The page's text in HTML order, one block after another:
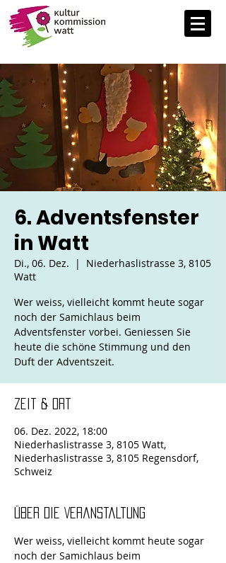
6. Adventsfenster
in Watt
Di., 06. Dez.
  |
Niederhaslistrasse 3, 8105
Watt
Wer weiss, vielleicht kommt heute sogar
noch der Samichlaus beim
Adventsfenster vorbei. Geniessen Sie
heute die schöne Stimmung und den
Duft der Adventszeit.
Zeit & Ort
06. Dez. 2022, 18:00
Niederhaslistrasse 3, 8105 Watt,
Niederhaslistrasse 3, 8105 Regensdorf,
Schweiz
Über die Veranstaltung
Wer weiss, vielleicht kommt heute sogar
noch der Samichlaus beim